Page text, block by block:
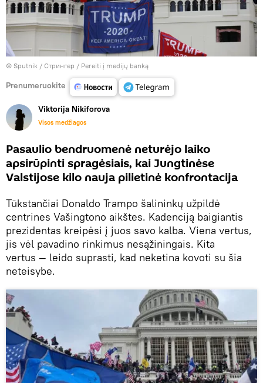
© Sputnik / Стрингер / Pereiti į medijų banką
Prenumeruokite
Viktorija Nikiforova
Visos medžiagos
Pasaulio bendruomenė neturėjo laiko
apsirūpinti spragėsiais, kai Jungtinėse
Valstijose kilo nauja pilietinė konfrontacija
Tūkstančiai Donaldo Trampo šalininkų užpildė
centrines Vašingtono aikštes. Kadenciją baigiantis
prezidentas kreipėsi į juos savo kalba. Viena vertus,
jis vėl pavadino rinkimus nesąžiningais. Kita
vertus — leido suprasti, kad neketina kovoti su šia
neteisybe.